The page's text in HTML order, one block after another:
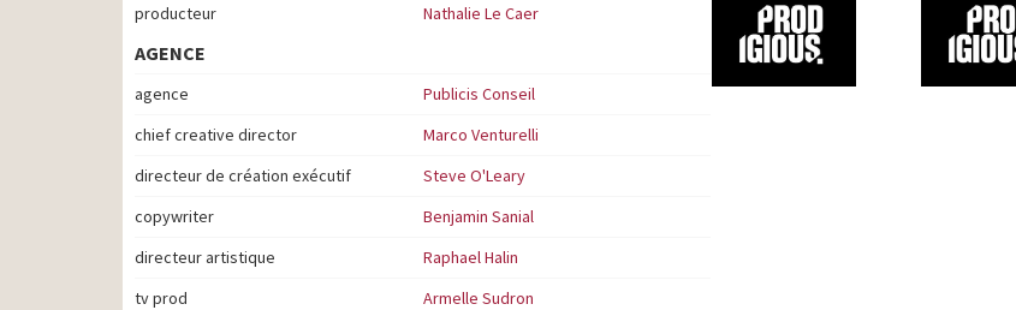
producteur
Nathalie Le Caer
AGENCE
agence
Publicis Conseil
chief creative director
Marco Venturelli
directeur de création exécutif
Steve O'Leary
copywriter
Benjamin Sanial
directeur artistique
Raphael Halin
tv prod
Armelle Sudron